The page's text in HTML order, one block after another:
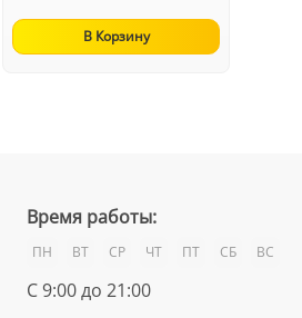
В Корзину
Время работы:
ПН ВТ СР ЧТ ПТ СБ ВС
С 9:00 до 21:00